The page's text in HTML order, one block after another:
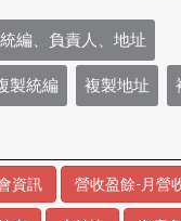
編、負責人、地址
製統編 複製地址
資訊 營收盈餘-月營